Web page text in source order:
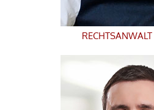
RECHTSANWALT